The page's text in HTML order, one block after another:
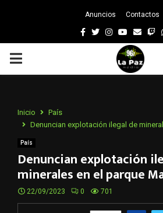
Anuncios Contactos
Facebook
TwitterInstagram
Youtube
Email
PRIMARY
Inicio
País
Denuncian explotación ilegal de
País
Denuncian explotación
minerales en el parque
22/09/2023 0 701